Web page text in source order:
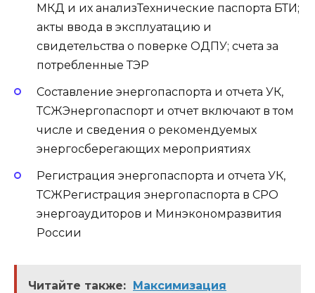
МКД и их анализТехнические паспорта БТИ;
акты ввода в эксплуатацию и
свидетельства о поверке ОДПУ; счета за
потребленные ТЭР
Составление энергопаспорта и отчета УК,
ТСЖЭнергопаспорт и отчет включают в том
числе и сведения о рекомендуемых
энергосберегающих мероприятиях
Регистрация энергопаспорта и отчета УК,
ТСЖРегистрация энергопаспорта в СРО
энергоаудиторов и Минэкономразвития
России
Читайте также: Максимизация